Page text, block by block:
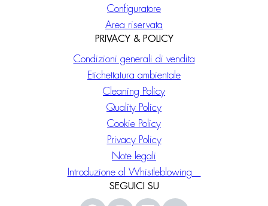
Configuratore
Area riservata
PRIVACY & POLICY
Condizioni generali di vendita
Etichettatura ambientale
Cleaning Policy
Quality Policy
Cookie Policy
Privacy Policy
Note legali
Introduzione al Whistleblowing
SEGUICI SU